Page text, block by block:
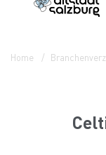
Home